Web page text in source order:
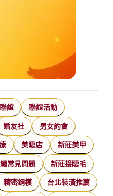
誼 聯誼活動
婚友社 男女約會
美睫店 新莊美甲
常見問題 新莊接睫毛
精密鋼模 台北裝潢推薦